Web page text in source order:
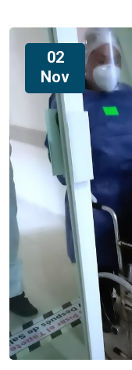
02
Nov